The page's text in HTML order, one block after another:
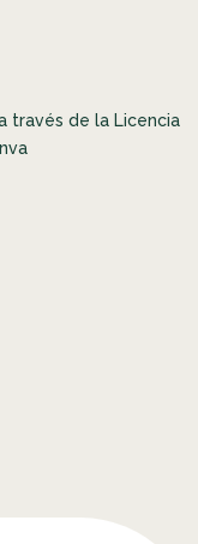
través de la Licencia